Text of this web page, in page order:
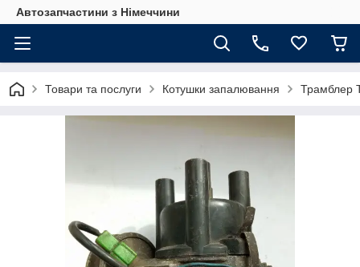
Автозапчастини з Німеччини
Товари та послуги Котушки запалювання Трамблер